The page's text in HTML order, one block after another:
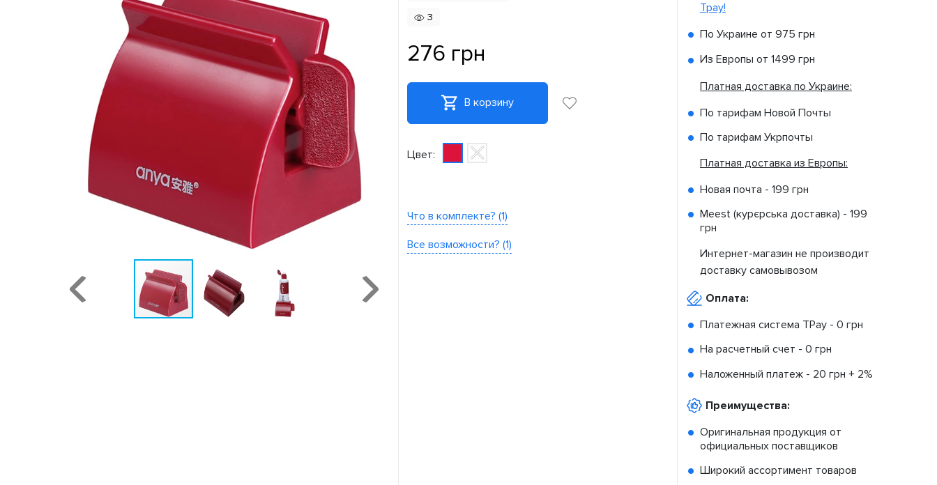
3
276 грн
В корзину
Цвет:
Что в комплекте? (1)
Все возможности? (1)
Tpay!
По Украине от 975 грн
Из Европы от 1499 грн
Платная доставка по Украине:
По тарифам Новой Почты
По тарифам Укрпочты
Платная доставка из Европы:
Новая почта - 199 грн
Meest (курєрська доставка) - 199
грн
Интернет-магазин не производит
доставку самовывозом
Оплата:
Платежная система TPay - 0 грн
На расчетный счет - 0 грн
Наложенный платеж - 20 грн + 2%
Преимущества:
Оригинальная продукция от
официальных поставщиков
Широкий ассортимент товаров